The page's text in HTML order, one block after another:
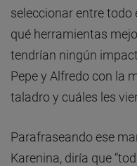
seleccionar entre todo
qué herramientas
tendrían ningún
Pepe y Alfredo con la
taladro y cuáles les
Parafraseando ese
Karenina, diría que